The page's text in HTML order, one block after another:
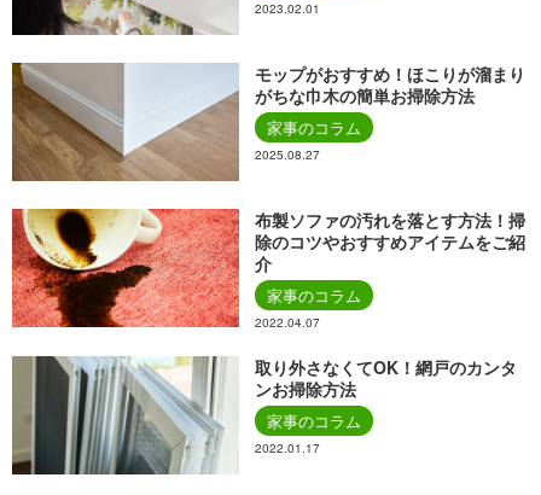
2023.02.01
モップがおすすめ！ほこりが溜まり
がちな巾木の簡単お掃除方法
家事のコラム
2025.08.27
布製ソファの汚れを落とす方法！掃
除のコツやおすすめアイテムをご紹
介
家事のコラム
2022.04.07
取り外さなくてOK！網戸のカンタ
ンお掃除方法
家事のコラム
2022.01.17